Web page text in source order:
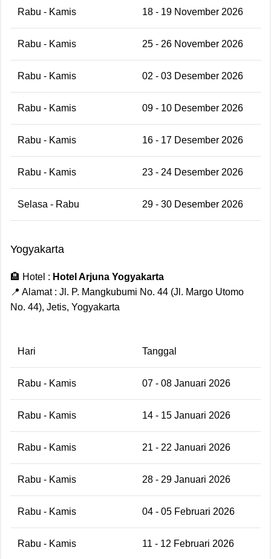
Rabu - Kamis 18 - 19 November 2026
Rabu - Kamis 25 - 26 November 2026
Rabu - Kamis 02 - 03 Desember 2026
Rabu - Kamis 09 - 10 Desember 2026
Rabu - Kamis 16 - 17 Desember 2026
Rabu - Kamis 23 - 24 Desember 2026
Selasa - Rabu 29 - 30 Desember 2026
Yogyakarta
🏨 Hotel : Hotel Arjuna Yogyakarta
📍 Alamat : Jl. P. Mangkubumi No. 44 (Jl. Margo Utomo
No. 44), Jetis, Yogyakarta
Hari Tanggal
Rabu - Kamis 07 - 08 Januari 2026
Rabu - Kamis 14 - 15 Januari 2026
Rabu - Kamis 21 - 22 Januari 2026
Rabu - Kamis 28 - 29 Januari 2026
Rabu - Kamis 04 - 05 Februari 2026
Rabu - Kamis 11 - 12 Februari 2026